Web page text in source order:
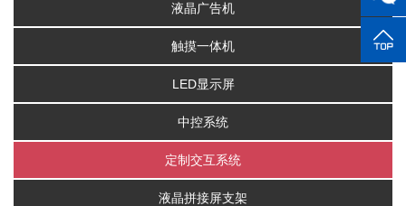
液晶广告机
触摸一体机
LED显示屏
中控系统
定制交互系统
液晶拼接屏支架